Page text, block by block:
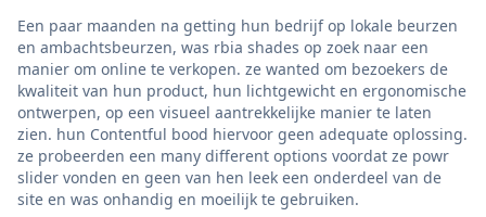
Een paar maanden na getting hun bedrijf op lokale beurzen
en ambachtsbeurzen, was rbia shades op zoek naar een
manier om online te verkopen. ze wanted om bezoekers de
kwaliteit van hun product, hun lichtgewicht en ergonomische
ontwerpen, op een visueel aantrekkelijke manier te laten
zien. hun Contentful bood hiervoor geen adequate oplossing.
ze probeerden een many different options voordat ze powr
slider vonden en geen van hen leek een onderdeel van de
site en was onhandig en moeilijk te gebruiken.